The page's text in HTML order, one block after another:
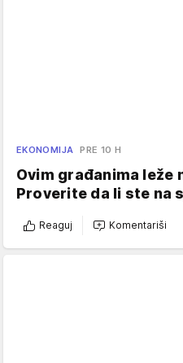
EKONOMIJA PRE 10 H
Ovim građanima leže
Proverite da li ste na
Reaguj Komentariši